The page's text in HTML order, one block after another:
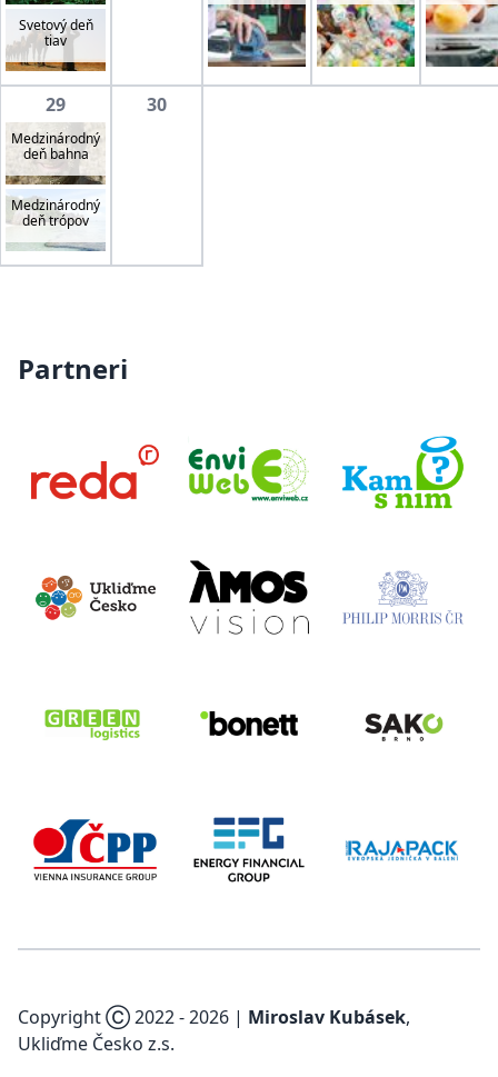
Svetový deň
tiav
29
Medzinárodný
deň bahna
Medzinárodný
deň trópov
30
Partneri
Copyright Ⓒ 2022 -2026 | Miroslav Kubásek,
Ukliďme Česko z.s.